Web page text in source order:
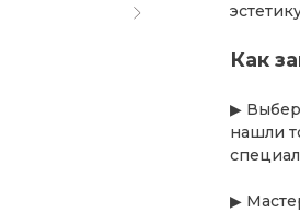
Как
▶
нашли
▶